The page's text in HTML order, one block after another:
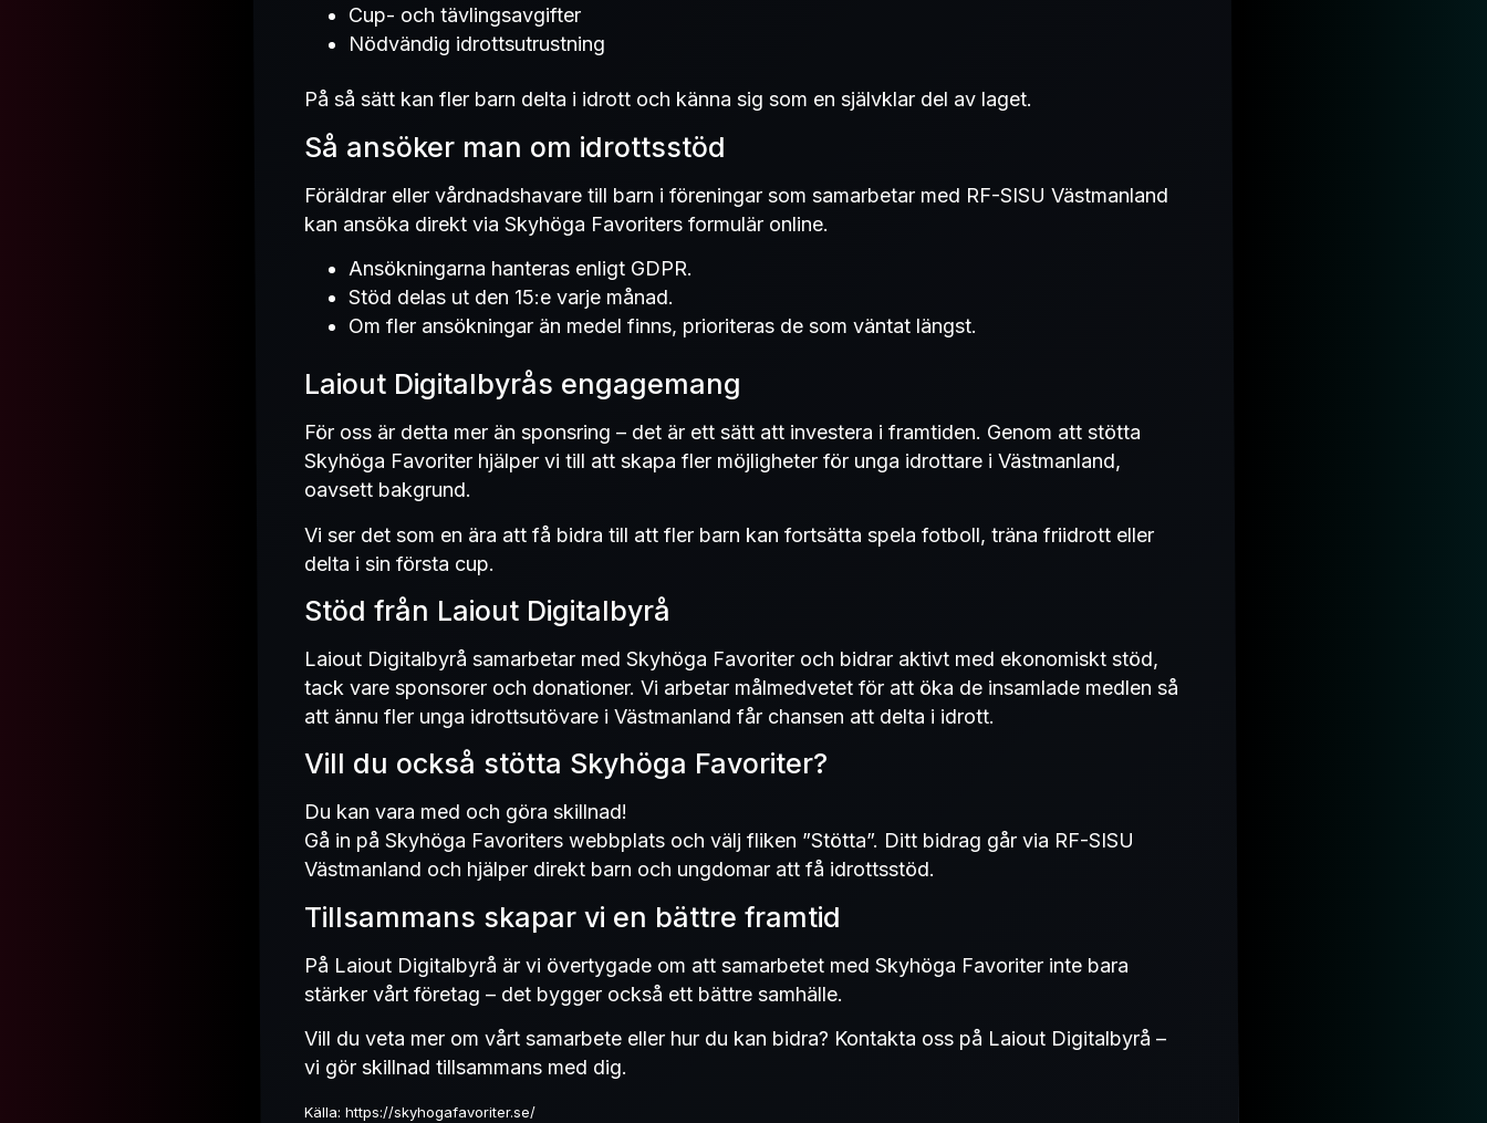
Cup- och tävlingsavgifter
Nödvändig idrottsutrustning
På så sätt kan fler barn delta i idrott och känna sig som en självklar del av laget.
Så ansöker man om idrottsstöd
Föräldrar eller vårdnadshavare till barn i föreningar som samarbetar med RF-SISU Västmanland
kan ansöka direkt via Skyhöga Favoriters formulär online.
Ansökningarna hanteras enligt GDPR.
Stöd delas ut den 15:e varje månad.
Om fler ansökningar än medel finns, prioriteras de som väntat längst.
Laiout Digitalbyrås engagemang
För oss är detta mer än sponsring – det är ett sätt att investera i framtiden. Genom att stötta
Skyhöga Favoriter hjälper vi till att skapa fler möjligheter för unga idrottare i Västmanland,
oavsett bakgrund.
Vi ser det som en ära att få bidra till att fler barn kan fortsätta spela fotboll, träna friidrott eller
delta i sin första cup.
Stöd från Laiout Digitalbyrå
Laiout Digitalbyrå samarbetar med Skyhöga Favoriter och bidrar aktivt med ekonomiskt stöd,
tack vare sponsorer och donationer. Vi arbetar målmedvetet för att öka de insamlade medlen så
att ännu fler unga idrottsutövare i Västmanland får chansen att delta i idrott.
Vill du också stötta Skyhöga Favoriter?
Du kan vara med och göra skillnad!
Gå in på Skyhöga Favoriters webbplats och välj fliken ”Stötta”. Ditt bidrag går via RF-SISU
Västmanland och hjälper direkt barn och ungdomar att få idrottsstöd.
Tillsammans skapar vi en bättre framtid
På Laiout Digitalbyrå är vi övertygade om att samarbetet med Skyhöga Favoriter inte bara
stärker vårt företag – det bygger också ett bättre samhälle.
Vill du veta mer om vårt samarbete eller hur du kan bidra? Kontakta oss på Laiout Digitalbyrå –
vi gör skillnad tillsammans med dig.
Källa: https://skyhogafavoriter.se/